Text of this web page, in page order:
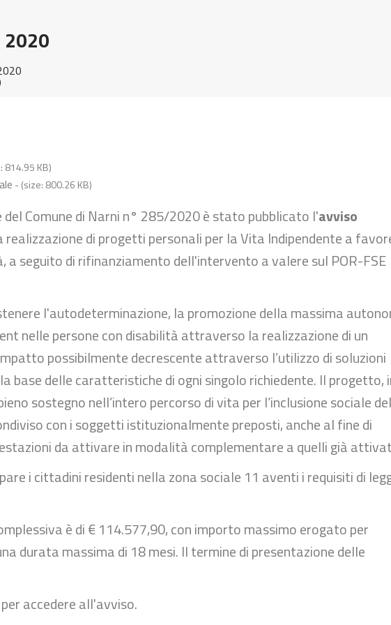
814.95 KB)
- (size: 800.26 KB)
del Comune di Narni n° 285/2020 è stato pubblicato l'avviso
realizzazione di progetti personali per la Vita Indipendente a
a seguito di rifinanziamento dell'intervento a valere sul POR-FSE
l'autodeterminazione, la promozione della massima
nelle persone con disabilità attraverso la realizzazione di un
possibilmente decrescente attraverso l’utilizzo di soluzioni
base delle caratteristiche di ogni singolo richiedente. Il progetto,
sostegno nell’intero percorso di vita per l’inclusione sociale
con i soggetti istituzionalmente preposti, anche al fine di
da attivare in modalità complementare a quelli già
i cittadini residenti nella zona sociale 11 aventi i requisiti di
è di € 114.577,90, con importo massimo erogato per
durata massima di 18 mesi. Il termine di presentazione delle
accedere all'avviso.